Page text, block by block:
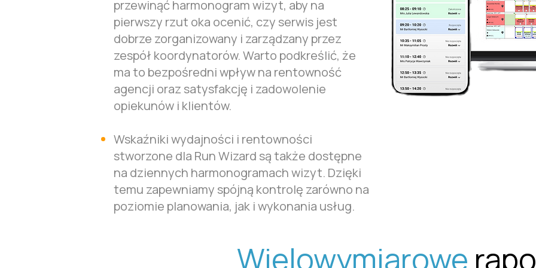
przewinąć harmonogram wizyt, aby na
pierwszy rzut oka ocenić, czy serwis jest
dobrze zorganizowany i zarządzany przez
zespół koordynatorów. Warto podkreślić, że
ma to bezpośredni wpływ na rentowność
agencji oraz satysfakcję i zadowolenie
opiekunów i klientów.
Wskaźniki wydajności i rentowności
stworzone dla Run Wizard są także dostępne
na dziennych harmonogramach wizyt. Dzięki
temu zapewniamy spójną kontrolę zarówno na
poziomie planowania, jak i wykonania usług.
Wielowymiarowe